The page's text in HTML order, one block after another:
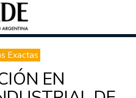
Exactas
EN